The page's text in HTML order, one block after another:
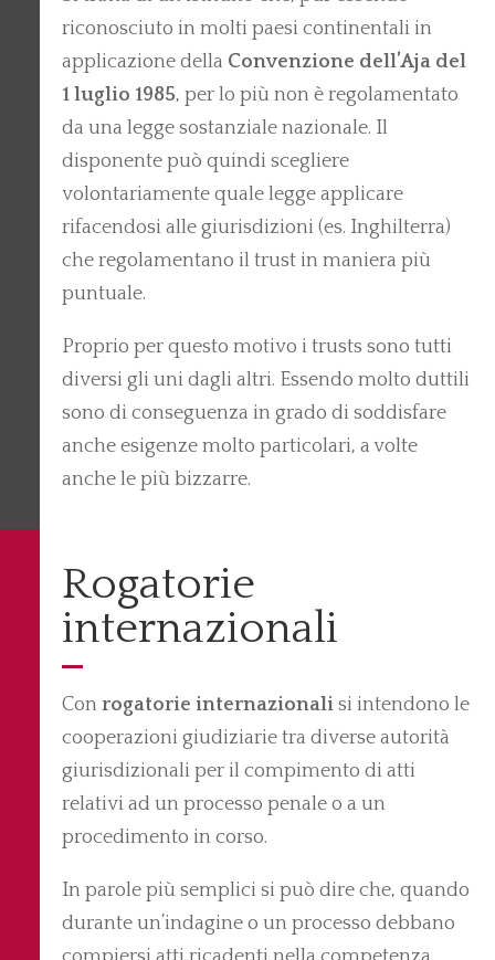
riconosciuto in molti paesi continentali in
applicazione della Convenzione dell’Aja del
1 luglio 1985, per lo più non è regolamentato
da una legge sostanziale nazionale. Il
disponente può quindi scegliere
volontariamente quale legge applicare
rifacendosi alle giurisdizioni (es. Inghilterra)
che regolamentano il trust in maniera più
puntuale.
Proprio per questo motivo i trusts sono tutti
diversi gli uni dagli altri. Essendo molto duttili
sono di conseguenza in grado di soddisfare
anche esigenze molto particolari, a volte
anche le più bizzarre.
Rogatorie
internazionali
Conrogatorie internazionali si intendono le
cooperazioni giudiziarie tra diverse autorità
giurisdizionali per il compimento di atti
relativi ad un processo penale o a un
procedimento in corso.
In parole più semplici si può dire che, quando
durante un’indagine o un processo debbano